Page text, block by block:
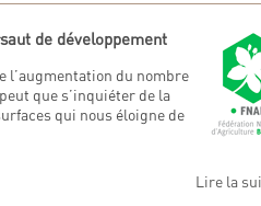
de développement
l’augmentation du nombre
que s’inquiéter de la
qui nous éloigne de
Lire la